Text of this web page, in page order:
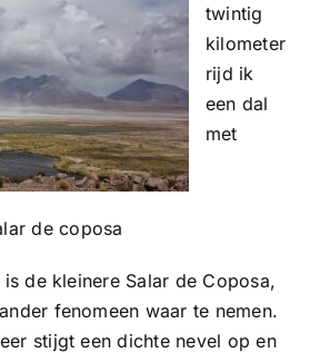
de coposa
twintig
kilometer
rijd ik
een dal
met
de kleinere Salar de Coposa,
fenomeen waar te nemen.
stijgt een dichte nevel op en